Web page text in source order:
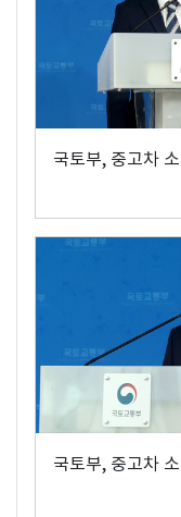
국토부, 중
국토부, 중